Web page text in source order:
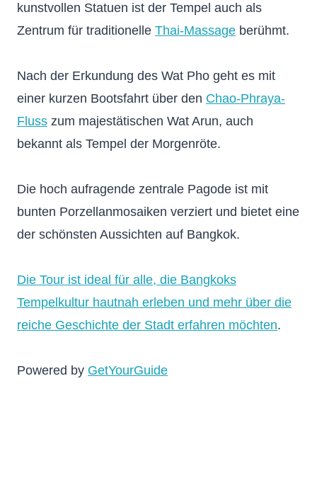
kunstvollen Statuen ist der Tempel auch als
Zentrum für traditionelle Thai-Massage berühmt.
Nach der Erkundung des Wat Pho geht es mit
einer kurzen Bootsfahrt über den Chao-Phraya-
Fluss zum majestätischen Wat Arun, auch
bekannt als Tempel der Morgenröte.
Die hoch aufragende zentrale Pagode ist mit
bunten Porzellanmosaiken verziert und bietet eine
der schönsten Aussichten auf Bangkok.
Die Tour ist ideal für alle, die Bangkoks
Tempelkultur hautnah erleben und mehr über die
reiche Geschichte der Stadt erfahren möchten.
Powered by GetYourGuide